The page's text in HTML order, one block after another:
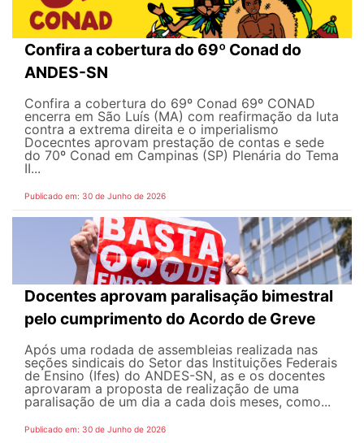
Confira a cobertura do 69º Conad do
ANDES-SN
Confira a cobertura do 69º Conad 69º CONAD
encerra em São Luís (MA) com reafirmação da luta
contra a extrema direita e o imperialismo
Docecntes aprovam prestação de contas e sede
do 70º Conad em Campinas (SP) Plenária do Tema
II...
Publicado em: 30 de Junho de 2026
Docentes aprovam paralisação bimestral
pelo cumprimento do Acordo de Greve
Após uma rodada de assembleias realizada nas
seções sindicais do Setor das Instituições Federais
de Ensino (Ifes) do ANDES-SN, as e os docentes
aprovaram a proposta de realização de uma
paralisação de um dia a cada dois meses, como...
Publicado em: 30 de Junho de 2026